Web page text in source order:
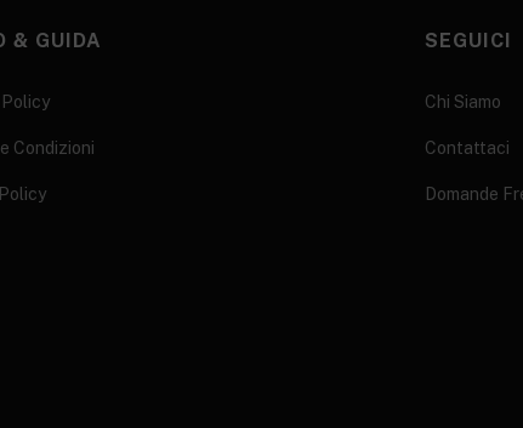
& GUIDA
Policy
Condizioni
SEGUICI
Chi Siamo
Contattaci
Domande